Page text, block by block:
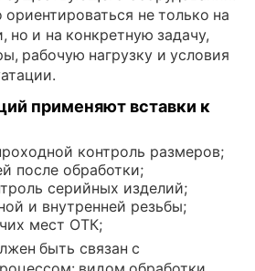
не только на
но и на конкретную задачу,
рабочую нагрузку и условия
применяют вставки к
контроль размеров;
после обработки;
серийных изделий;
и внутренней резьбы;
мест ОТК;
быть связан с